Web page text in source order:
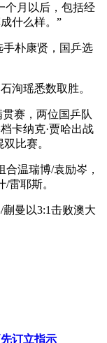
个月以后，包括经
什么样。”
朴康贤，国乒选
瑶悉数取胜。
赛，两位国乒队
卡纳克·贾哈出战
比赛。
温瑞博/袁励岑，
雷耶斯。
曼以3:1击败澳大
订立指示